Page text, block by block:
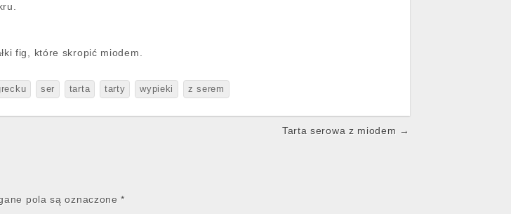
fig, które skropić miodem.
ser tarta tarty wypieki z serem
Tarta serowa z miodem →
pola są oznaczone*